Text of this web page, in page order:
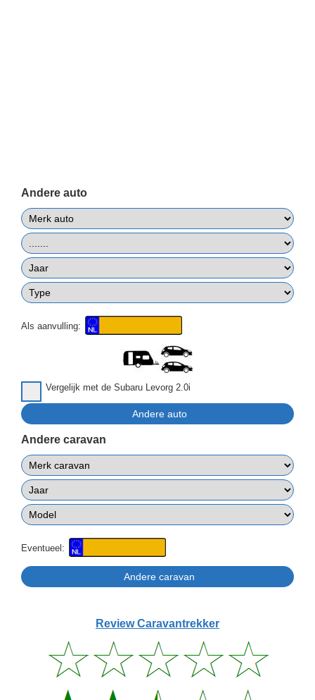
Andere auto
Als aanvulling:
Vergelijk met de Subaru Levorg 2.0i
Andere caravan
Eventueel:
Review Caravantrekker